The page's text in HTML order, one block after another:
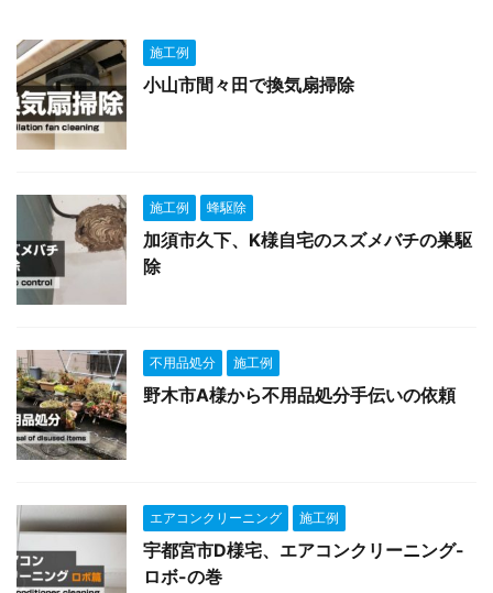
施工例
小山市間々田で換気扇掃除
施工例 蜂駆除
加須市久下、K様自宅のスズメバチの巣駆
除
不用品処分 施工例
野木市A様から不用品処分手伝いの依頼
エアコンクリーニング 施工例
宇都宮市D様宅、エアコンクリーニング-
ロボ-の巻